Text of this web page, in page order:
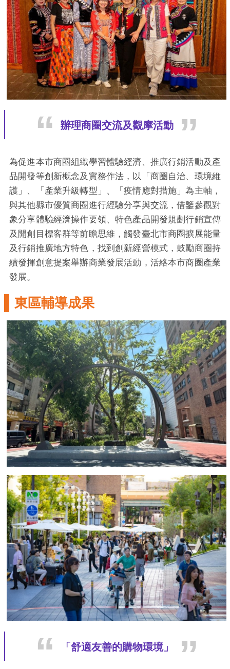
辦理商圈交流及觀摩活動
為促進本市商圈組織學習體驗經濟、推廣行銷活動及產
品開發等創新概念及實務作法，以「商圈自治、環境維
護」、「產業升級轉型」、「疫情應對措施」為主軸，
與其他縣市優質商圈進行經驗分享與交流，借鑒參觀對
象分享體驗經濟操作要領、特色產品開發規劃行銷宣傳
及開創目標客群等前瞻思維，觸發臺北市商圈擴展能量
及行銷推廣地方特色，找到創新經營模式，鼓勵商圈持
續發揮創意提案舉辦商業發展活動，活絡本市商圈產業
發展。
東區輔導成果
「舒適友善的購物環境」